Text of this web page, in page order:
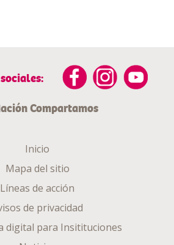
Compartamos
Inicio
Mapa del sitio
Líneas de acción
de privacidad
digital para Insitituciones